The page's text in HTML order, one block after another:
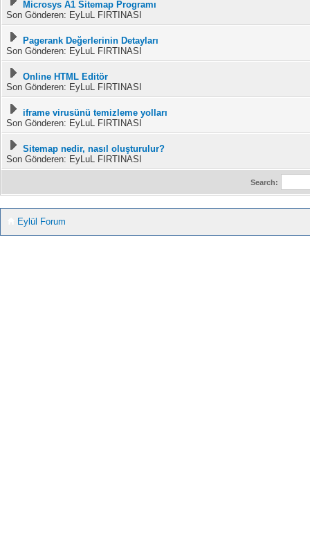
Microsys A1 Sitemap Programı
Son Gönderen: EyLuL FIRTINASI
Pagerank Değerlerinin Detayları
Son Gönderen: EyLuL FIRTINASI
Online HTML Editör
Son Gönderen: EyLuL FIRTINASI
iframe virusünü temizleme yolları
Son Gönderen: EyLuL FIRTINASI
Sitemap nedir, nasıl oluşturulur?
Son Gönderen: EyLuL FIRTINASI
Search:
Eylül Forum